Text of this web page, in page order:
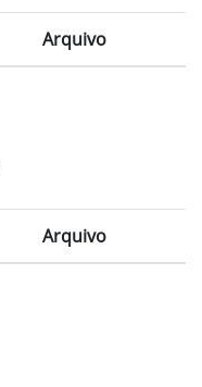
Arquivo
Arquivo